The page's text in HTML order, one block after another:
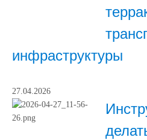
инфраструктуры
27.04.2026